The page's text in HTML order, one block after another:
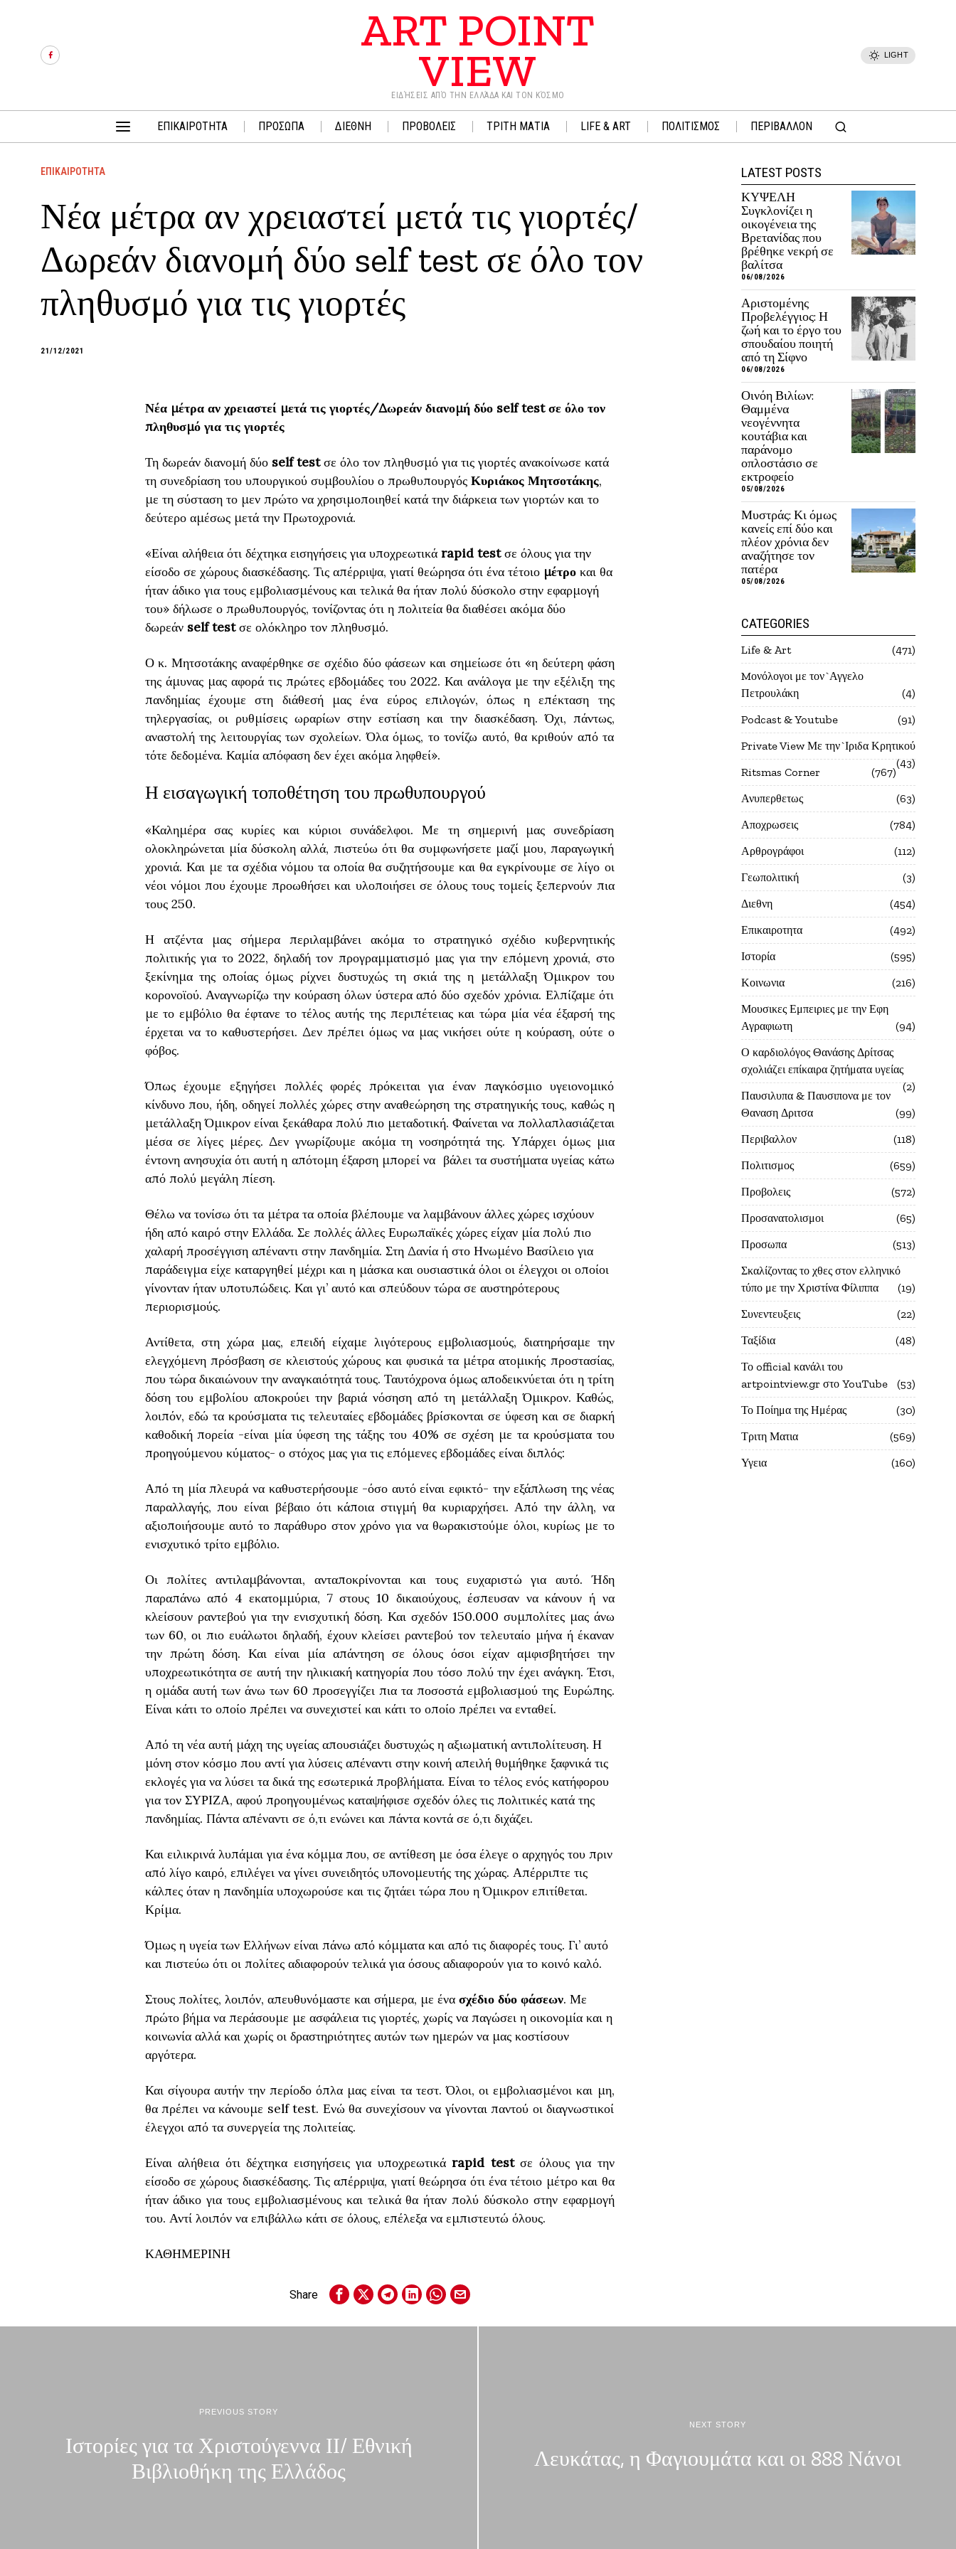
ART POINT
VIEW
ΕΙΔΉΣΕΙΣ ΑΠΌ ΤΗΝ ΕΛΛΆΔΑ ΚΑΙ ΤΟΝ ΚΌΣΜΟ
LIGHT
ΕΠΙΚΑΙΡΟΤΗΤΑ ΠΡΟΣΩΠΑ ΔΙΕΘΝΗ ΠΡΟΒΟΛΕΙΣ ΤΡΙΤΗ ΜΑΤΙΑ LIFE & ART ΠΟΛΙΤΙΣΜΟΣ ΠΕΡΙΒΑΛΛΟΝ
ΕΠΙΚΑΙΡΟΤΗΤΑ
Νέα μέτρα αν χρειαστεί μετά τις γιορτές/
Δωρεάν διανομή δύο self test σε όλο τον
πληθυσμό για τις γιορτές
21/12/2021
Νέα μέτρα αν χρειαστεί μετά τις γιορτές/Δωρεάν διανομή δύο self test σε όλο τον
πληθυσμό για τις γιορτές
Τη δωρεάν διανομή δύο self testσε όλο τον πληθυσμό για τις γιορτές ανακοίνωσε κατά
τη συνεδρίαση του υπουργικού συμβουλίου ο πρωθυπουργός Κυριάκος Μητσοτάκης,
με τη σύσταση το μεν πρώτο να χρησιμοποιηθεί κατά την διάρκεια των γιορτών και το
δεύτερο αμέσως μετά την Πρωτοχρονιά.
«Είναι αλήθεια ότι δέχτηκα εισηγήσεις για υποχρεωτικά rapid testσε όλους για την
είσοδο σε χώρους διασκέδασης. Τις απέρριψα, γιατί θεώρησα ότι ένα τέτοιο μέτροκαι θα
ήταν άδικο για τους εμβολιασμένους και τελικά θα ήταν πολύ δύσκολο στην εφαρμογή
του» δήλωσε ο πρωθυπουργός, τονίζοντας ότι η πολιτεία θα διαθέσει ακόμα δύο
δωρεάν self testσε ολόκληρο τον πληθυσμό.
Ο κ. Μητσοτάκης αναφέρθηκε σε σχέδιο δύο φάσεων και σημείωσε ότι «η δεύτερη φάση
της άμυνας μας αφορά τις πρώτες εβδομάδες του 2022. Και ανάλογα με την εξέλιξη της
πανδημίας έχουμε στη διάθεσή μας ένα εύρος επιλογών, όπως η επέκταση της
τηλεργασίας, οι ρυθμίσεις ωραρίων στην εστίαση και την διασκέδαση. Όχι, πάντως,
αναστολή της λειτουργίας των σχολείων. Όλα όμως, το τονίζω αυτό, θα κριθούν από τα
τότε δεδομένα. Καμία απόφαση δεν έχει ακόμα ληφθεί».
Η εισαγωγική τοποθέτηση του πρωθυπουργού
«Καλημέρα σας κυρίες και κύριοι συνάδελφοι. Με τη σημερινή μας συνεδρίαση
ολοκληρώνεται μία δύσκολη αλλά, πιστεύω ότι θα συμφωνήσετε μαζί μου, παραγωγική
χρονιά. Και με τα σχέδια νόμου τα οποία θα συζητήσουμε και θα εγκρίνουμε σε λίγο οι
νέοι νόμοι που έχουμε προωθήσει και υλοποιήσει σε όλους τους τομείς ξεπερνούν πια
τους 250.
Η ατζέντα μας σήμερα περιλαμβάνει ακόμα το στρατηγικό σχέδιο κυβερνητικής
πολιτικής για το 2022, δηλαδή τον προγραμματισμό μας για την επόμενη χρονιά, στο
ξεκίνημα της οποίας όμως ρίχνει δυστυχώς τη σκιά της η μετάλλαξη Όμικρον του
κορονοϊού. Αναγνωρίζω την κούραση όλων ύστερα από δύο σχεδόν χρόνια. Ελπίζαμε ότι
με το εμβόλιο θα έφτανε το τέλος αυτής της περιπέτειας και τώρα μία νέα έξαρσή της
έρχεται να το καθυστερήσει. Δεν πρέπει όμως να μας νικήσει ούτε η κούραση, ούτε ο
φόβος.
Όπως έχουμε εξηγήσει πολλές φορές πρόκειται για έναν παγκόσμιο υγειονομικό
κίνδυνο που, ήδη, οδηγεί πολλές χώρες στην αναθεώρηση της στρατηγικής τους, καθώς η
μετάλλαξη Όμικρον είναι ξεκάθαρα πολύ πιο μεταδοτική. Φαίνεται να πολλαπλασιάζεται
μέσα σε λίγες μέρες. Δεν γνωρίζουμε ακόμα τη νοσηρότητά της. Υπάρχει όμως μια
έντονη ανησυχία ότι αυτή η απότομη έξαρση μπορεί να βάλει τα συστήματα υγείας κάτω
από πολύ μεγάλη πίεση.
Θέλω να τονίσω ότι τα μέτρα τα οποία βλέπουμε να λαμβάνουν άλλες χώρες ισχύουν
ήδη από καιρό στην Ελλάδα. Σε πολλές άλλες Ευρωπαϊκές χώρες είχαν μία πολύ πιο
χαλαρή προσέγγιση απέναντι στην πανδημία. Στη Δανία ή στο Ηνωμένο Βασίλειο για
παράδειγμα είχε καταργηθεί μέχρι και η μάσκα και ουσιαστικά όλοι οι έλεγχοι οι οποίοι
γίνονταν ήταν υποτυπώδεις. Και γι’ αυτό και σπεύδουν τώρα σε αυστηρότερους
περιορισμούς.
Αντίθετα, στη χώρα μας, επειδή είχαμε λιγότερους εμβολιασμούς, διατηρήσαμε την
ελεγχόμενη πρόσβαση σε κλειστούς χώρους και φυσικά τα μέτρα ατομικής προστασίας,
που τώρα δικαιώνουν την αναγκαιότητά τους. Ταυτόχρονα όμως αποδεικνύεται ότι η τρίτη
δόση του εμβολίου αποκρούει την βαριά νόσηση από τη μετάλλαξη Όμικρον. Καθώς,
λοιπόν, εδώ τα κρούσματα τις τελευταίες εβδομάδες βρίσκονται σε ύφεση και σε διαρκή
καθοδική πορεία -είναι μία ύφεση της τάξης του 40% σε σχέση με τα κρούσματα του
προηγούμενου κύματος- ο στόχος μας για τις επόμενες εβδομάδες είναι διπλός:
Από τη μία πλευρά να καθυστερήσουμε -όσο αυτό είναι εφικτό- την εξάπλωση της νέας
παραλλαγής, που είναι βέβαιο ότι κάποια στιγμή θα κυριαρχήσει. Από την άλλη, να
αξιοποιήσουμε αυτό το παράθυρο στον χρόνο για να θωρακιστούμε όλοι, κυρίως με το
ενισχυτικό τρίτο εμβόλιο.
Οι πολίτες αντιλαμβάνονται, ανταποκρίνονται και τους ευχαριστώ για αυτό. Ήδη
παραπάνω από 4 εκατομμύρια, 7 στους 10 δικαιούχους, έσπευσαν να κάνουν ή να
κλείσουν ραντεβού για την ενισχυτική δόση. Και σχεδόν 150.000 συμπολίτες μας άνω
των 60, οι πιο ευάλωτοι δηλαδή, έχουν κλείσει ραντεβού τον τελευταίο μήνα ή έκαναν
την πρώτη δόση. Και είναι μία απάντηση σε όλους όσοι είχαν αμφισβητήσει την
υποχρεωτικότητα σε αυτή την ηλικιακή κατηγορία που τόσο πολύ την έχει ανάγκη. Έτσι,
η ομάδα αυτή των άνω των 60 προσεγγίζει πια τα ποσοστά εμβολιασμού της Ευρώπης.
Είναι κάτι το οποίο πρέπει να συνεχιστεί και κάτι το οποίο πρέπει να ενταθεί.
Από τη νέα αυτή μάχη της υγείας απουσιάζει δυστυχώς η αξιωματική αντιπολίτευση. Η
μόνη στον κόσμο που αντί για λύσεις απέναντι στην κοινή απειλή θυμήθηκε ξαφνικά τις
εκλογές για να λύσει τα δικά της εσωτερικά προβλήματα. Είναι το τέλος ενός κατήφορου
για τον ΣΥΡΙΖΑ, αφού προηγουμένως καταψήφισε σχεδόν όλες τις πολιτικές κατά της
πανδημίας. Πάντα απέναντι σε ό,τι ενώνει και πάντα κοντά σε ό,τι διχάζει.
Και ειλικρινά λυπάμαι για ένα κόμμα που, σε αντίθεση με όσα έλεγε ο αρχηγός του πριν
από λίγο καιρό, επιλέγει να γίνει συνειδητός υπονομευτής της χώρας. Απέρριπτε τις
κάλπες όταν η πανδημία υποχωρούσε και τις ζητάει τώρα που η Όμικρον επιτίθεται.
Κρίμα.
Όμως η υγεία των Ελλήνων είναι πάνω από κόμματα και από τις διαφορές τους. Γι’ αυτό
και πιστεύω ότι οι πολίτες αδιαφορούν τελικά για όσους αδιαφορούν για το κοινό καλό.
Στους πολίτες, λοιπόν, απευθυνόμαστε και σήμερα, με ένα σχέδιο δύο φάσεων. Με
πρώτο βήμα να περάσουμε με ασφάλεια τις γιορτές, χωρίς να παγώσει η οικονομία και η
κοινωνία αλλά και χωρίς οι δραστηριότητες αυτών των ημερών να μας κοστίσουν
αργότερα.
Και σίγουρα αυτήν την περίοδο όπλα μας είναι τα τεστ. Όλοι, οι εμβολιασμένοι και μη,
θα πρέπει να κάνουμε self test. Ενώ θα συνεχίσουν να γίνονται παντού οι διαγνωστικοί
έλεγχοι από τα συνεργεία της πολιτείας.
Είναι αλήθεια ότι δέχτηκα εισηγήσεις για υποχρεωτικά rapid testσε όλους για την
είσοδο σε χώρους διασκέδασης. Τις απέρριψα, γιατί θεώρησα ότι ένα τέτοιο μέτρο και θα
ήταν άδικο για τους εμβολιασμένους και τελικά θα ήταν πολύ δύσκολο στην εφαρμογή
του. Αντί λοιπόν να επιβάλλω κάτι σε όλους, επέλεξα να εμπιστευτώ όλους.
ΚΑΘΗΜΕΡΙΝΗ
Share
LATEST POSTS
ΚΥΨΕΛΗ
Συγκλονίζει η
οικογένεια της
Βρετανίδας που
βρέθηκε νεκρή σε
βαλίτσα
06/08/2026
Αριστομένης
Προβελέγγιος: Η
ζωή και το έργο του
σπουδαίου ποιητή
από τη Σίφνο
06/08/2026
Οινόη Βιλίων:
Θαμμένα
νεογέννητα
κουτάβια και
παράνομο
οπλοστάσιο σε
εκτροφείο
05/08/2026
Μυστράς: Κι όμως
κανείς επί δύο και
πλέον χρόνια δεν
αναζήτησε τον
πατέρα
05/08/2026
CATEGORIES
Life & Art
471
Mονόλογοι με τον`Αγγελο
Πετρουλάκη
4
Podcast & Youtube
91
Private View Με την`Ιριδα Κρητικού
43
Ritsmas Corner
767
Ανυπερθετως
63
Αποχρωσεις
784
Αρθρογράφοι
112
Γεωπολιτική
3
Διεθνη
454
Επικαιροτητα
492
Ιστορία
595
Κοινωνια
216
Μουσικες Εμπειριες με την Εφη
Αγραφιωτη
94
Ο καρδιολόγος Θανάσης Δρίτσας
σχολιάζει επίκαιρα ζητήματα υγείας
2
Παυσιλυπα & Παυσιπονα με τον
Θαναση Δριτσα
99
Περιβαλλον
118
Πολιτισμος
659
Προβολεις
572
Προσανατολισμοι
65
Προσωπα
513
Σκαλίζοντας το χθες στον ελληνικό
τύπο με την Χριστίνα Φίλιππα
19
Συνεντευξεις
22
Ταξίδια
48
Το official κανάλι του
artpointview.gr στο YouTube
53
Το Ποίημα της Ημέρας
30
Τριτη Ματια
569
Υγεια
160
PREVIOUS STORY
Ιστορίες για τα Χριστούγεννα ΙΙ/ Εθνική
Βιβλιοθήκη της Ελλάδος
NEXT STORY
Λευκάτας, η Φαγιουμάτα και οι 888 Νάνοι